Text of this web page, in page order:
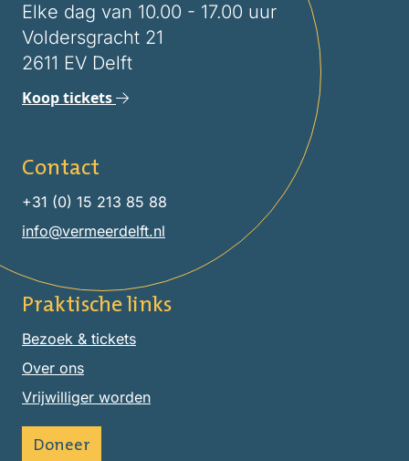
Elke dag van 10.00 - 17.00 uur
Voldersgracht 21
2611 EV Delft
Koop tickets
Contact
+31 (0) 15 213 85 88
info@vermeerdelft.nl
Praktische links
Bezoek & tickets
Over ons
Vrijwilliger worden
Doneer